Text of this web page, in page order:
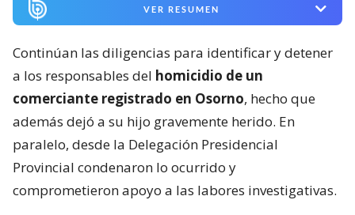
VER RESUMEN
Continúan las diligencias para identificar y detener
a los responsables del homicidio de un
comerciante registrado en Osorno, hecho que
además dejó a su hijo gravemente herido. En
paralelo, desde la Delegación Presidencial
Provincial condenaron lo ocurrido y
comprometieron apoyo a las labores investigativas.